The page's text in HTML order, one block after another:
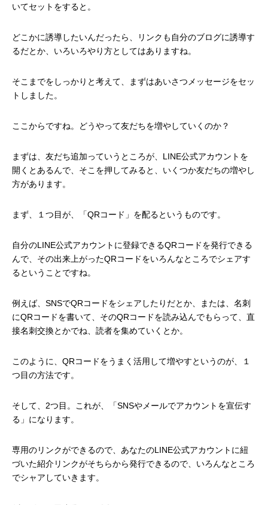
いてセットをすると。
どこかに誘導したいんだったら、リンクも自分のブログに誘導す
るだとか、いろいろやり方としてはありますね。
そこまでをしっかりと考えて、まずはあいさつメッセージをセッ
トしました。
ここからですね。どうやって友だちを増やしていくのか？
まずは、友だち追加っていうところが、LINE公式アカウントを
開くとあるんで、そこを押してみると、いくつか友だちの増やし
方があります。
まず、１つ目が、「QRコード」を配るというものです。
自分のLINE公式アカウントに登録できるQRコードを発行できる
んで、その出来上がったQRコードをいろんなところでシェアす
るということですね。
例えば、SNSでQRコードをシェアしたりだとか、または、名刺
にQRコードを書いて、そのQRコードを読み込んでもらって、直
接名刺交換とかでね、読者を集めていくとか。
このように、QRコードをうまく活用して増やすというのが、１
つ目の方法です。
そして、2つ目。これが、「SNSやメールでアカウントを宣伝す
る」になります。
専用のリンクができるので、あなたのLINE公式アカウントに紐
づいた紹介リンクがそちらから発行できるので、いろんなところ
でシャアしていきます。